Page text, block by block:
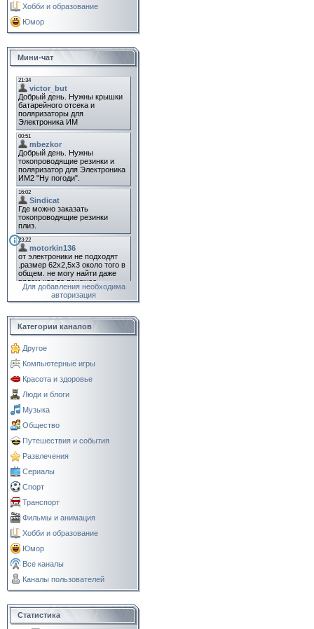
Хобби и образование
Юмор
Мини-чат
Для добавления необходима
авторизация
Категории каналов
Другое
Компьютерные игры
Красота и здоровье
Люди и блоги
Музыка
Общество
Путешествия и события
Развлечения
Сериалы
Спорт
Транспорт
Фильмы и анимация
Хобби и образование
Юмор
Все каналы
Каналы пользователей
Статистика